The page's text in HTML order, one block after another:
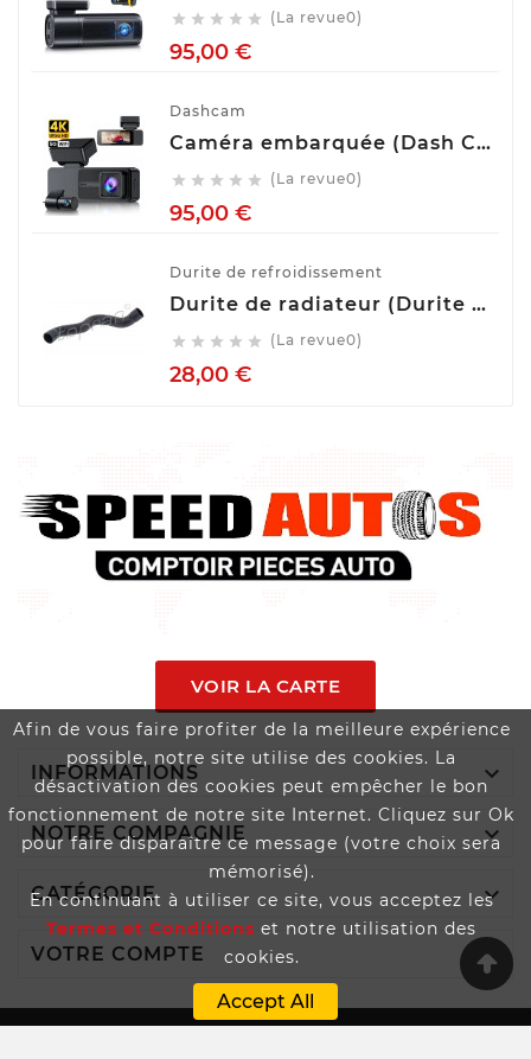
Afin de vous faire profiter de la meilleure expérience
possible, notre site utilise des cookies. La
désactivation des cookies peut empêcher le bon
fonctionnement de notre site Internet. Cliquez sur Ok
pour faire disparaître ce message (votre choix sera
mémorisé).
En continuant à utiliser ce site, vous acceptez les
Termes et Conditions et notre utilisation des
cookies.
Accept All
     (La revue0)
95,00 €Prix
Dashcam
Caméra embarquée (Dash Cam) Avant Arrière GKU D700
     (La revue0)
95,00 €Prix
Durite de refroidissement
Durite de radiateur (Durite de refroidissement) TOPRAN 407 996
     (La revue0)
28,00 €Prix
VOIR LA CARTE
INFORMATIONS 
NOTRE COMPAGNIE 
CATÉGORIE 
VOTRE COMPTE 